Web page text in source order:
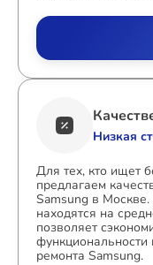
Низкая
Для тех, кто ищет
предлагаем
Samsung в
находятся на
позволяет
функциональности
ремонта Samsung.